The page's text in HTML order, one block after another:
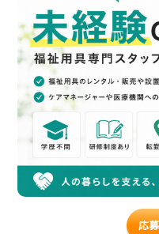
応